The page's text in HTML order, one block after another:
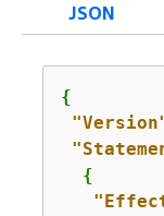
JSON
{
{